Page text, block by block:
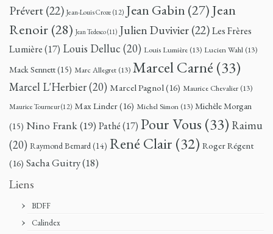
Prévert(22) Jean-Louis Croze (12) Jean Gabin (27) Jean
Renoir (28) Jean Tedesco(11) Julien Duvivier(22)Les Frères
Lumière(17) Louis Delluc (20) Louis Lumière (13) Lucien Wahl (13)
Mack Sennett(15) Marc Allegret (13) Marcel Carné (33)
Marcel L'Herbier(20) Marcel Pagnol(16) Maurice Chevalier (13)
Maurice Tourneur(12) Max Linder(16) Michel Simon (13) Michèle Morgan
(15) Nino Frank(19) Pathé(17) Pour Vous (33) Raimu
(20) Raymond Bernard(14) René Clair (32) Roger Régent
(16) Sacha Guitry(18)
Liens
BDFF
Calindex